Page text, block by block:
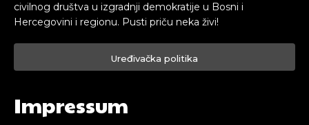
civilnog društva u izgradnji demokratije u Bosni i
Hercegovini i regionu. Pusti priču neka živi!
Uređivačka politika
Impressum